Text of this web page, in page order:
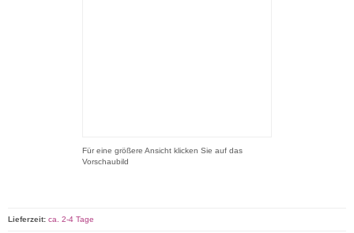
Für eine größere Ansicht klicken Sie auf das
Vorschaubild
Lieferzeit: ca. 2-4 Tage